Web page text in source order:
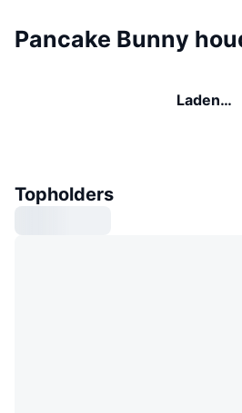
Pancake Bunny
Laden…
Topholders